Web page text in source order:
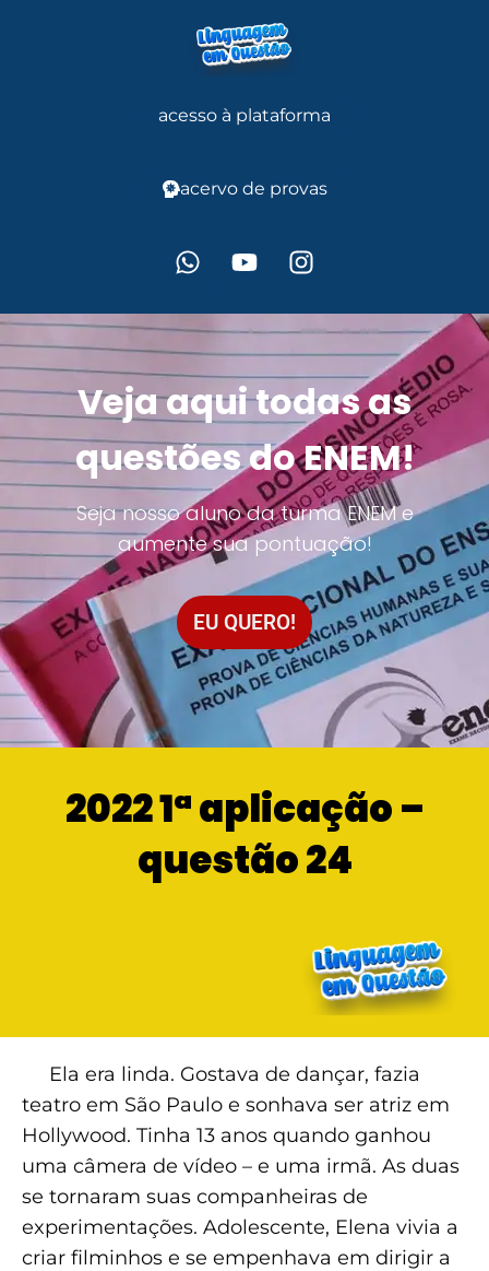
acesso à plataforma
acervo de provas
Veja aqui todas as
questões do ENEM!
Seja nosso aluno da turma ENEM e
aumente sua pontuação!
EU QUERO!
2022 1ª aplicação –
questão 24
Ela era linda. Gostava de dançar, fazia
teatro em São Paulo e sonhava ser atriz em
Hollywood. Tinha 13 anos quando ganhou
uma câmera de vídeo – e uma irmã. As duas
se tornaram suas companheiras de
experimentações. Adolescente, Elena vivia a
criar filminhos e se empenhava em dirigir a